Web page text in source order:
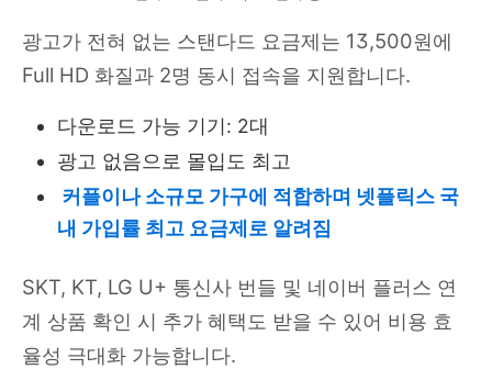
광고가 전혀 없는 스탠다드 요금제는 13,500원에
Full HD 화질과 2명 동시 접속을 지원합니다.
다운로드 가능 기기: 2대
광고 없음으로 몰입도 최고
커플이나 소규모 가구에 적합하며 넷플릭스 국
내 가입률 최고 요금제로 알려짐
SKT, KT, LG U+ 통신사 번들 및 네이버 플러스 연
계 상품 확인 시 추가 혜택도 받을 수 있어 비용 효
율성 극대화 가능합니다.